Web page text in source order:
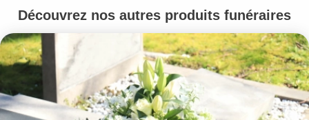
Découvrez nos autres produits funéraires